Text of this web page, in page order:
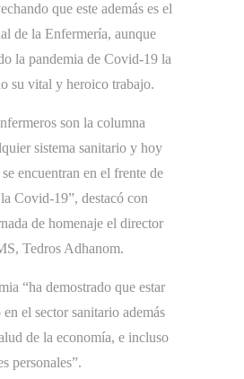
que este además es el
de la Enfermería, aunque
la pandemia de Covid-19 la
su vital y heroico trabajo.
son la columna
sistema sanitario y hoy
encuentran en el frente de
Covid-19”, destacó con
de homenaje el director
Tedros Adhanom.
“ha demostrado que estar
el sector sanitario además
de la economía, e incluso
personales”.